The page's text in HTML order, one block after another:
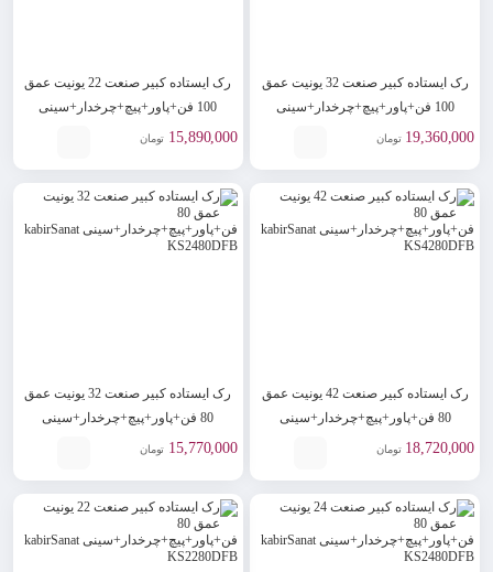
رک ایستاده کبیر صنعت 32 یونیت عمق
100 فن+پاور+پیچ+چرخدار+سینی
kabirSanat KS32100DFB19,360,000 تومان
رک ایستاده کبیر صنعت 22 یونیت عمق
100 فن+پاور+پیچ+چرخدار+سینی
kabirSanat KS22100DFB15,890,000 تومان
رک ایستاده کبیر صنعت 42 یونیت عمق
80 فن+پاور+پیچ+چرخدار+سینی
kabirSanat KS4280DFB18,720,000 تومان
رک ایستاده کبیر صنعت 32 یونیت عمق
80 فن+پاور+پیچ+چرخدار+سینی
kabirSanat KS3280DFB15,770,000 تومان